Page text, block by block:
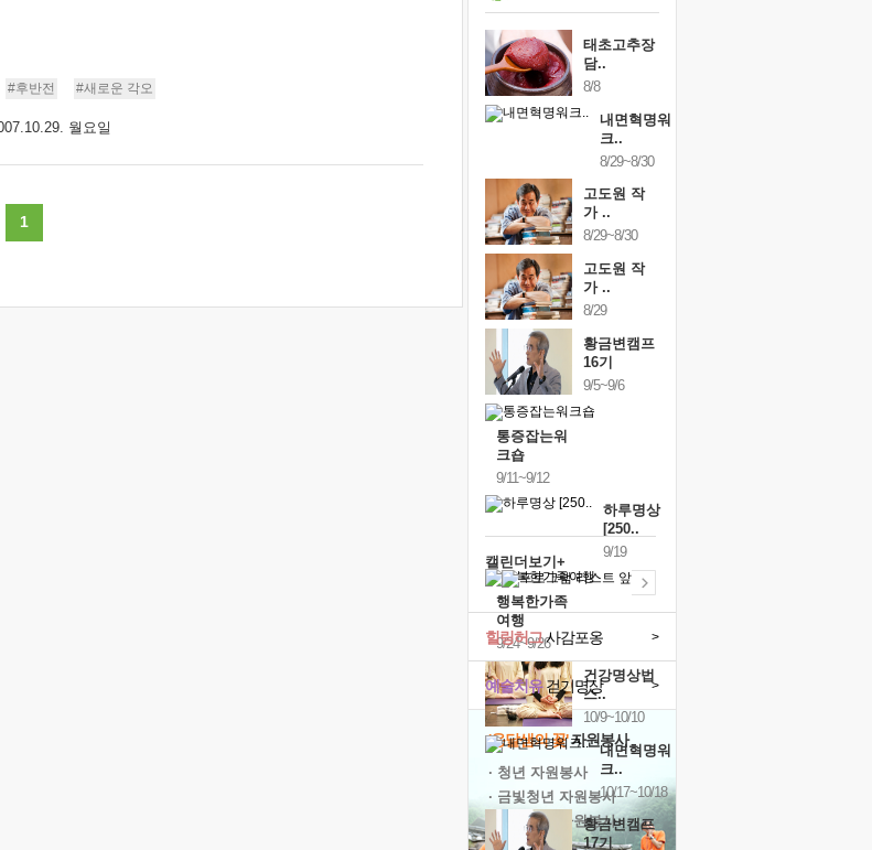
#후반전 #새로운 각오
월요일
1
거울 속의 나
태초고추장
담..
8/8
내면혁명워
크..
8/29~8/30
고도원 작
가 ..
8/29~8/30
고도원 작
가 ..
8/29
황금변캠프
16기
9/5~9/6
통증잡는워
크숍
9/11~9/12
하루명상
[250..
9/19
행복한가족
여행
9/24~9/26
건강명상법
스..
10/9~10/10
내면혁명워
크..
10/17~10/18
황금변캠프
17기
캘린더보기+
예술치유걷기명상 >
힐링허그사감포옹 >
'옹달샘의 꽃'자원봉사
· 청년 자원봉사
· 금빛청년 자원봉사
· 음식연구 자원봉사